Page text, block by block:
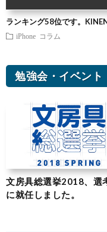
ランキング58位です。
iPhone コラム
勉強会・イベント
文房具総選挙2018、選
に就任しました。